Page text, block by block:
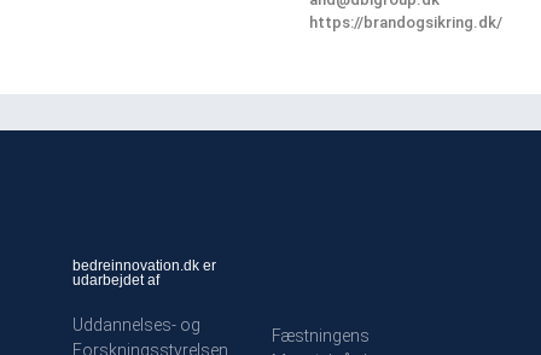
https://brandogsikring.dk/
bedreinnovation.dk er
udarbejdet af
Uddannelses- og
Forskningsstyrelsen
Fæstningens